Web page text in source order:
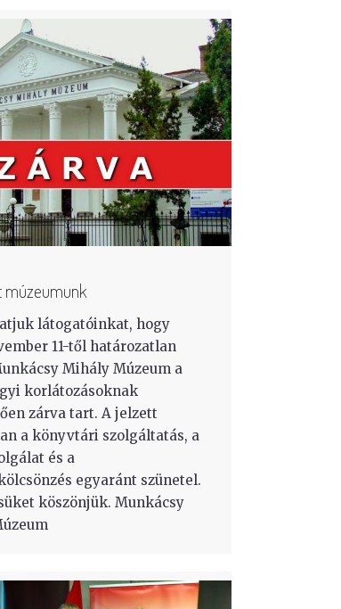
múzeumunk
látogatóinkat, hogy
11-től határozatlan
Mihály Múzeum a
korlátozásoknak
zárva tart. A jelzett
a könyvtári szolgáltatás, a
és a
egyaránt szünetel.
köszönjük. Munkácsy